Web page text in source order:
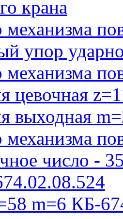
крана
механизма
упор
механизма
цевочная
выходная
механизма
число -
m=6 КБ-